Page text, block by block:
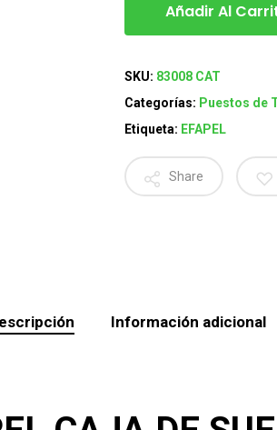
Añadir Al
SKU: 83008 CAT
Categorías: Puestos de
Etiqueta: EFAPEL
Share
Información adicional